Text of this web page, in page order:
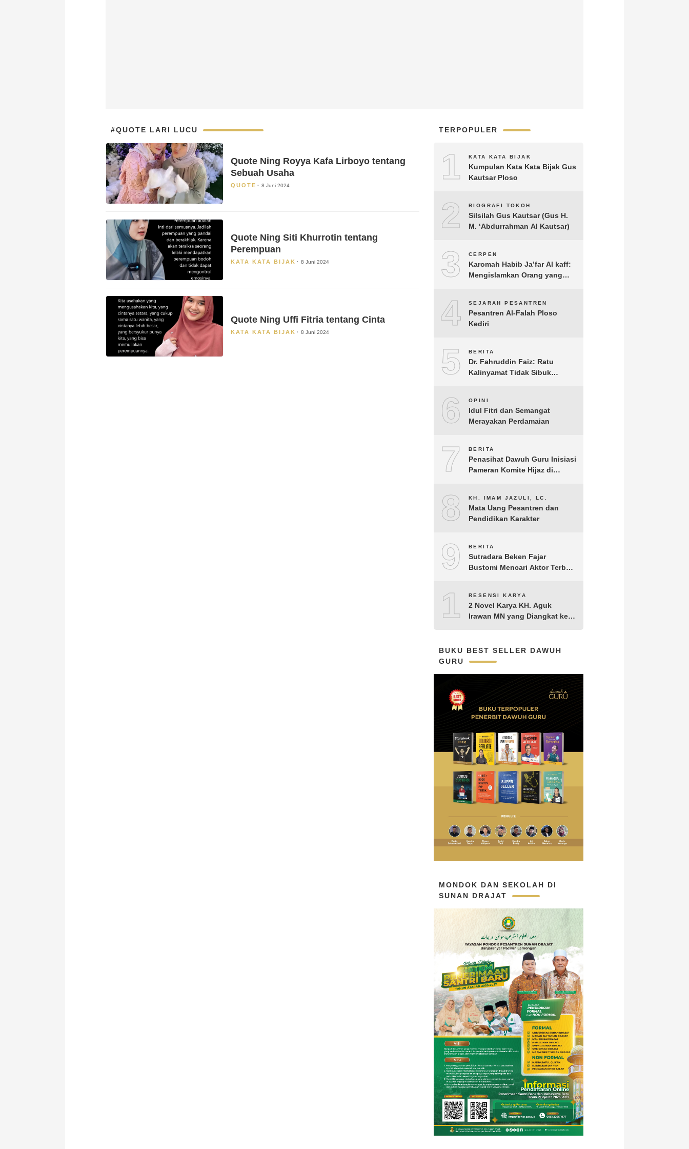
#QUOTE LARI LUCU
Quote Ning Royya Kafa Lirboyo tentang
Sebuah Usaha
QUOTE 8 Juni 2024
Quote Ning Siti Khurrotin tentang
Perempuan
KATA KATA BIJAK 8 Juni 2024
Quote Ning Uffi Fitria tentang Cinta
KATA KATA BIJAK 8 Juni 2024
TERPOPULER
1 KATA KATA BIJAK
Kumpulan Kata Kata Bijak Gus
Kautsar Ploso
2 BIOGRAFI TOKOH
Silsilah Gus Kautsar (Gus H.
M. ‘Abdurrahman Al Kautsar)
3 CERPEN
Karomah Habib Ja’far Al kaff:
Mengislamkan Orang yang
4 SEJARAH PESANTREN
Pesantren Al-Falah Ploso
Kediri
5 BERITA
Dr. Fahruddin Faiz: Ratu
Kalinyamat Tidak Sibuk
Perekonomian Rakyatnya
6 OPINI
Idul Fitri dan Semangat
Merayakan Perdamaian
7 BERITA
Penasihat Dawuh Guru Inisiasi
Pameran Komite Hijaz di
8 KH. IMAM JAZULI, LC.
Mata Uang Pesantren dan
Pendidikan Karakter
9 BERITA
Sutradara Beken Fajar
Bustomi Mencari Aktor Terbaik
KH. Hasyim Asy’ari karya KH.
Aguk Irawan MN
10RESENSI KARYA
2 Novel Karya KH. Aguk
Irawan MN yang Diangkat ke
BUKU BEST SELLER DAWUH
GURU
MONDOK DAN SEKOLAH DI
SUNAN DRAJAT